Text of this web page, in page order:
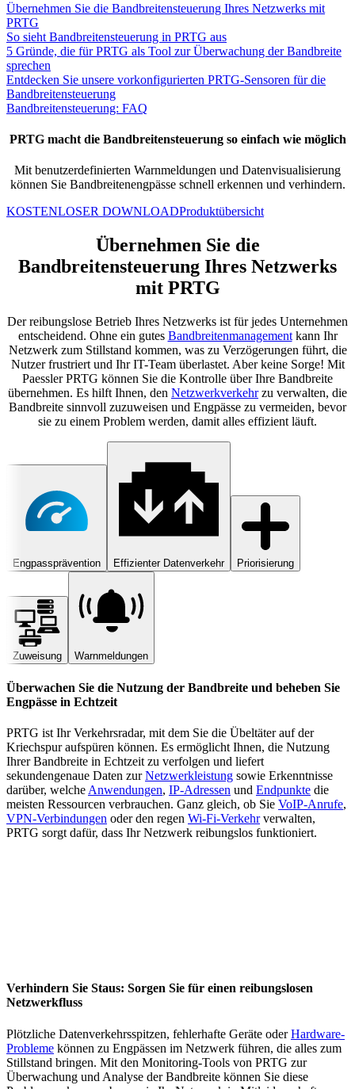
Übernehmen Sie die Bandbreitensteuerung Ihres Netzwerks mit
PRTG
So sieht Bandbreitensteuerung in PRTG aus
5 Gründe, die für PRTG als Tool zur Überwachung der Bandbreite
sprechen
Entdecken Sie unsere vorkonfigurierten PRTG-Sensoren für die
Bandbreitensteuerung
Bandbreitensteuerung: FAQ
PRTG macht die Bandbreitensteuerung so einfach wie möglich
Mit benutzerdefinierten Warnmeldungen und Datenvisualisierung
können Sie Bandbreitenengpässe schnell erkennen und verhindern.
KOSTENLOSER DOWNLOADProduktübersicht
Übernehmen Sie die
Bandbreitensteuerung Ihres Netzwerks
mit PRTG
Der reibungslose Betrieb Ihres Netzwerks ist für jedes Unternehmen
entscheidend. Ohne ein gutes Bandbreitenmanagementkann Ihr
Netzwerk zum Stillstand kommen, was zu Verzögerungen führt, die
Nutzer frustriert und Ihr IT-Team überlastet. Aber keine Sorge! Mit
Paessler PRTG können Sie die Kontrolle über Ihre Bandbreite
übernehmen. Es hilft Ihnen, den Netzwerkverkehrzu verwalten, die
Bandbreite sinnvoll zuzuweisen und Engpässe zu vermeiden, bevor
sie zu einem Problem werden, damit alles effizient läuft.
Engpassprävention Effizienter Datenverkehr Priorisierung
Zuweisung Warnmeldungen
Überwachen Sie die Nutzung der Bandbreite und beheben Sie
Engpässe in Echtzeit
PRTG ist Ihr Verkehrsradar, mit dem Sie die Übeltäter auf der
Kriechspur aufspüren können. Es ermöglicht Ihnen, die Nutzung
Ihrer Bandbreite in Echtzeit zu verfolgen und liefert
sekundengenaue Daten zurNetzwerkleistung sowie Erkenntnisse
darüber, welcheAnwendungen, IP-Adressen und Endpunkte die
meisten Ressourcen verbrauchen. Ganz gleich, ob Sie VoIP-Anrufe,
VPN-Verbindungen oder den regen Wi-Fi-Verkehrverwalten,
PRTG sorgt dafür, dass Ihr Netzwerk reibungslos funktioniert.
Verhindern Sie Staus: Sorgen Sie für einen reibungslosen
Netzwerkfluss
Plötzliche Datenverkehrsspitzen, fehlerhafte Geräte oderHardware-
Probleme können zu Engpässen im Netzwerk führen, die alles zum
Stillstand bringen. Mit den Monitoring-Tools von PRTG zur
Überwachung und Analyse der Bandbreite können Sie diese